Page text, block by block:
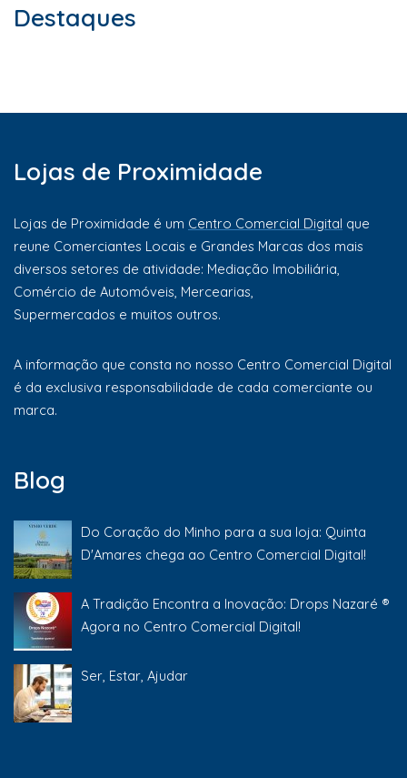
Destaques
Lojas de Proximidade
Lojas de Proximidade é um Centro Comercial Digital que
reune Comerciantes Locais e Grandes Marcas dos mais
diversos setores de atividade: Mediação Imobiliária,
Comércio de Automóveis, Mercearias,
Supermercados e muitos outros.
A informação que consta no nosso Centro Comercial Digital
é da exclusiva responsabilidade de cada comerciante ou
marca.
Blog
Do Coração do Minho para a sua loja: Quinta
D'Amares chega ao Centro Comercial Digital!
A Tradição Encontra a Inovação: Drops Nazaré ®
Agora no Centro Comercial Digital!
Ser, Estar, Ajudar